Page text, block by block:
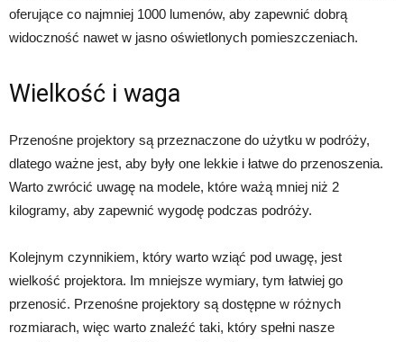
oferujące co najmniej 1000 lumenów, aby zapewnić dobrą
widoczność nawet w jasno oświetlonych pomieszczeniach.
Wielkość i waga
Przenośne projektory są przeznaczone do użytku w podróży,
dlatego ważne jest, aby były one lekkie i łatwe do przenoszenia.
Warto zwrócić uwagę na modele, które ważą mniej niż 2
kilogramy, aby zapewnić wygodę podczas podróży.
Kolejnym czynnikiem, który warto wziąć pod uwagę, jest
wielkość projektora. Im mniejsze wymiary, tym łatwiej go
przenosić. Przenośne projektory są dostępne w różnych
rozmiarach, więc warto znaleźć taki, który spełni nasze